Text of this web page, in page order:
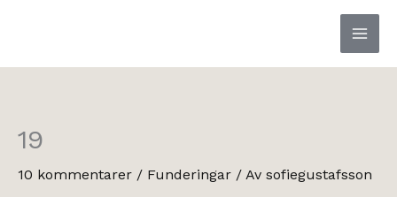
19
10 kommentarer / Funderingar / Av sofiegustafsson